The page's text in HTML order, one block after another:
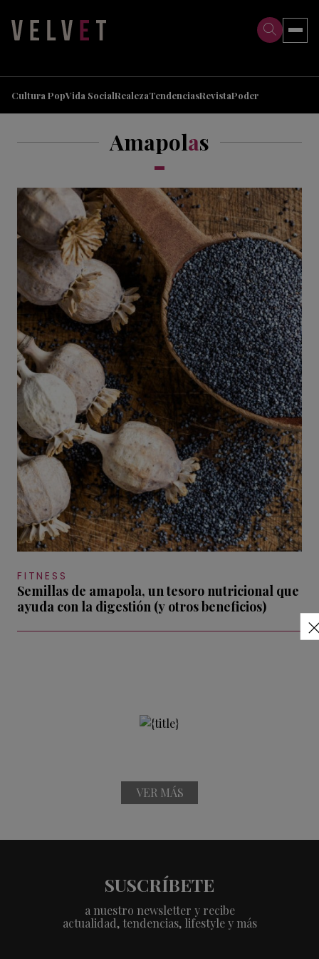
Cultura PopVida SocialRealezaTendenciasRevistaPoder
Amapolas
FITNESS
Semillas de amapola, un tesoro nutricional que
ayuda con la digestión (y otros beneficios)
VER MÁS
SUSCRÍBETE
a nuestro newsletter y recibe
actualidad, tendencias, lifestyle y más